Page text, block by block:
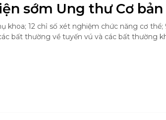
sớm Ung thư Cơ bản
khoa; 12 chỉ số xét nghiệm chức năng cơ
bất thường về tuyến vú và các bất thường